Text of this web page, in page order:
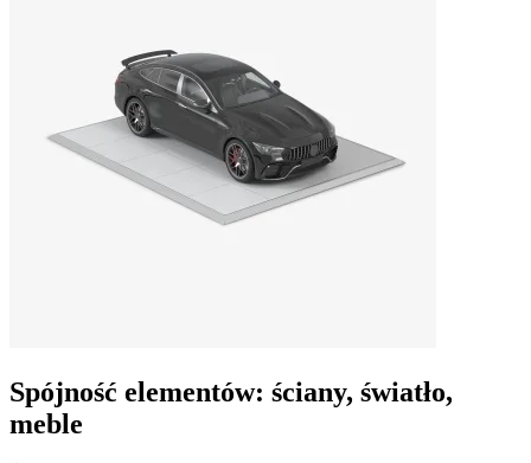
Spójność elementów: ściany, światło,
meble